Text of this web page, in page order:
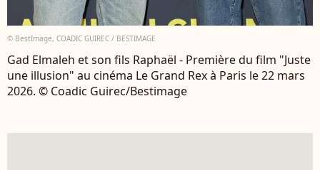
© BestImage, COADIC GUIREC / BESTIMAGE
Gad Elmaleh et son fils Raphaël - Première du film "Juste
une illusion" au cinéma Le Grand Rex à Paris le 22 mars
2026. © Coadic Guirec/Bestimage